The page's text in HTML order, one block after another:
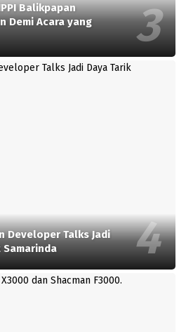
Balikpapan
Demi Acara yang
Developer Talks Jadi
Samarinda